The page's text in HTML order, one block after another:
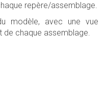
repère/assemblage.
modèle, avec une vue
de chaque assemblage.